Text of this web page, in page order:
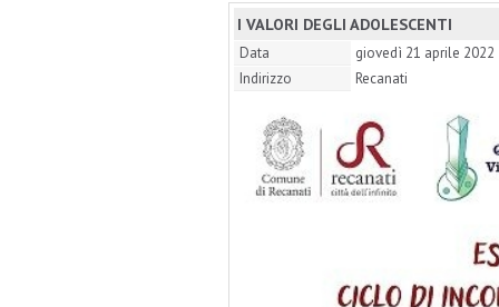
I VALORI DEGLI ADOLESCENTI
Data
giovedì 21 aprile 2022
Indirizzo
Recanati